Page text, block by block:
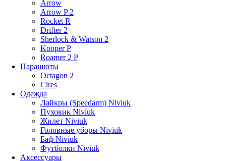
Arrow
Arrow P 2
Rocket R
Drifter 2
Sherlock & Watson 2
Kooper P
Roamer 2 P
Парашюты
Octagon 2
Cires
Одежда
Лайкры (Speedarm) Niviuk
Пуховик Niviuk
Жилет Niviuk
Головные уборы Niviuk
Баф Niviuk
Футболки Niviuk
Аксессуары